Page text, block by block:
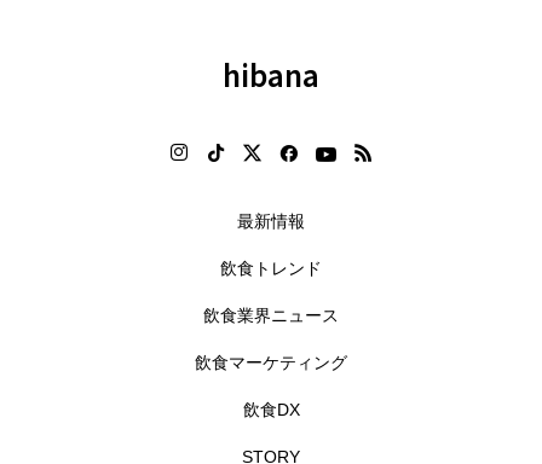
hibana
最新情報
飲食トレンド
飲食業界ニュース
飲食マーケティング
飲食DX
STORY